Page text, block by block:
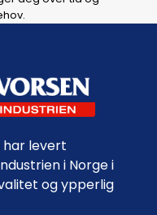
navigation
har levert
i Norge i
og ypperlig